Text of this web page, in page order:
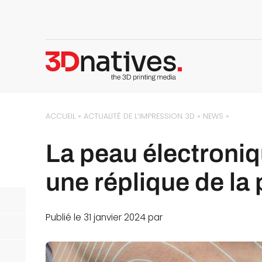
ACCUEIL »ACTUALITÉ DE L’IMPRESSION 3D » NEWS »
La peau
une réplique de la
Publié le 31 janvier 2024 par